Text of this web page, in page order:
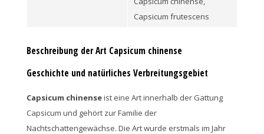
Capsicum frutescens
Beschreibung der Art Capsicum chinense
Geschichte und natürliches Verbreitungsgebiet
Capsicum chinenseist eine Art innerhalb der Gattung
Capsicum und gehört zur Familie der
Nachtschattengewächse. Die Art wurde erstmals im Jahr